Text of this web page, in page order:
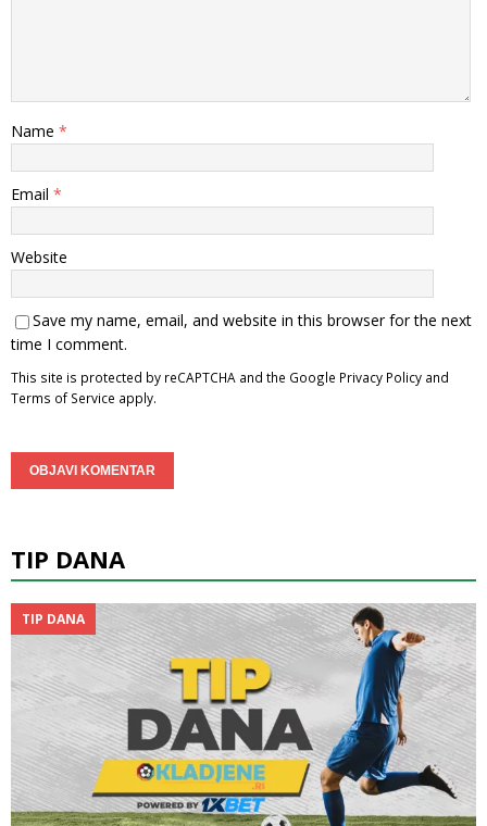
Name *
Email *
Website
Save my name, email, and website in this browser for the next
time I comment.
This site is protected by reCAPTCHA and the Google Privacy Policy and
Terms of Service apply.
TIP DANA
TIP DANA